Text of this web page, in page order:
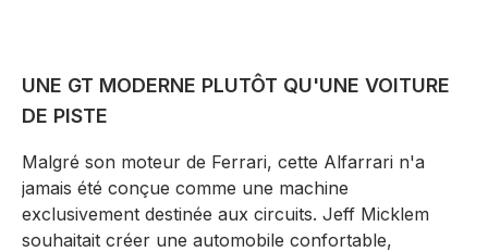
UNE GT MODERNE PLUTÔT QU'UNE VOITURE
DE PISTE
Malgré son moteur de Ferrari, cette Alfarrari n'a
jamais été conçue comme une machine
exclusivement destinée aux circuits. Jeff Micklem
souhaitait créer une automobile confortable,